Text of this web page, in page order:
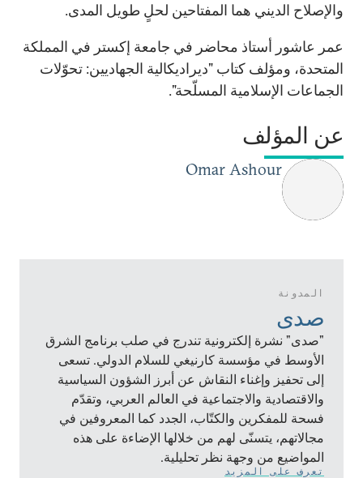
المدونة
صدى
"صدى" نشرة إلكترونية تندرج في صلب برنامج الشرق
الأوسط في مؤسسة كارنيغي للسلام الدولي. تسعى
إلى تحفيز وإغناء النقاش عن أبرز الشؤون السياسية
والاقتصادية والاجتماعية في العالم العربي، وتقدّم
فسحة للمفكرين والكتّاب، الجدد كما المعروفين في
مجالاتهم، يتسنّى لهم من خلالها الإضاءة على هذه
المواضيع من وجهة نظر تحليلية.
تعرف على المزيد
والإصلاح الديني هما المفتاحين لحلٍ طويل المدى.
عمر عاشور أستاذ محاضر في جامعة إكستر في المملكة
المتحدة، ومؤلف كتاب "ديراديكالية الجهاديين: تحوّلات
الجماعات الإسلامية المسلّحة".
عن المؤلف
Omar Ashour